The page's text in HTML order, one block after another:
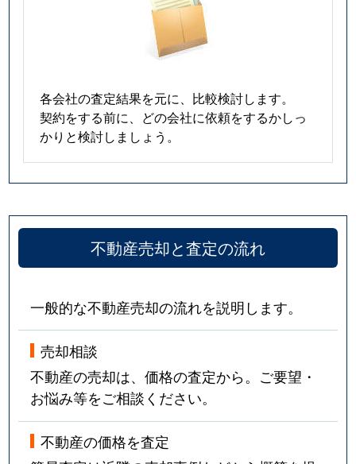
各会社の査定結果を元に、比較検討します。
契約をする前に、どの会社に依頼をするかしっ
かりと検討しましょう。
不動産売却と査定の流れ
一般的な不動産売却の流れを説明します。
売却相談
不動産の売却は、価格の査定から。ご要望・
お悩み等をご相談ください。
不動産の価格を査定